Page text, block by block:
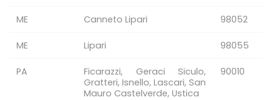
ME Canneto Lipari 98052
ME Lipari 98055
PA
Ficarazzi, Geraci Siculo,
Gratteri, Isnello, Lascari, San
Mauro Castelverde, Ustica
90010